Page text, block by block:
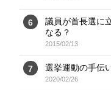
6
議員が首長選に
なる？
2015/02/13
7 選挙運動の手伝
2020/02/26